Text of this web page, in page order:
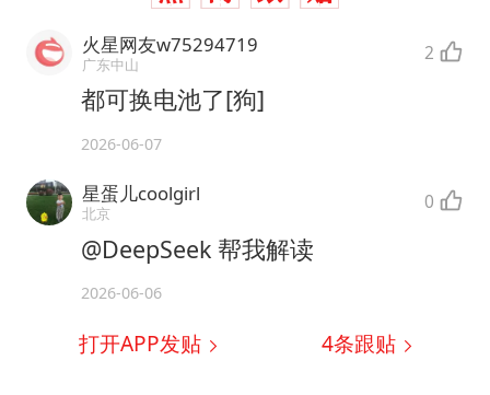
火星网友w75294719
广东中山 2
都可换电池了[狗]
2026-06-07
星蛋儿coolgirl
北京 0
@DeepSeek 帮我解读
2026-06-06
打开APP发贴 4条跟贴